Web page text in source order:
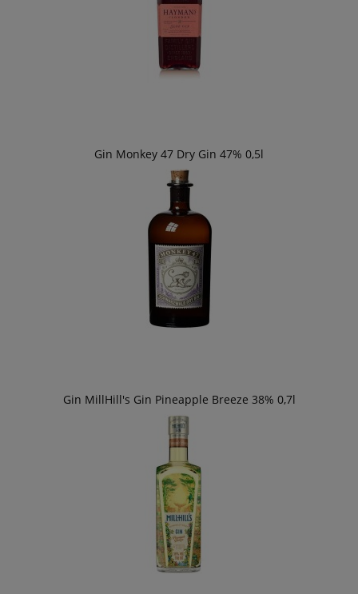
Gin Monkey 47 Dry Gin 47% 0,5l
Gin MillHill's Gin Pineapple Breeze 38% 0,7l